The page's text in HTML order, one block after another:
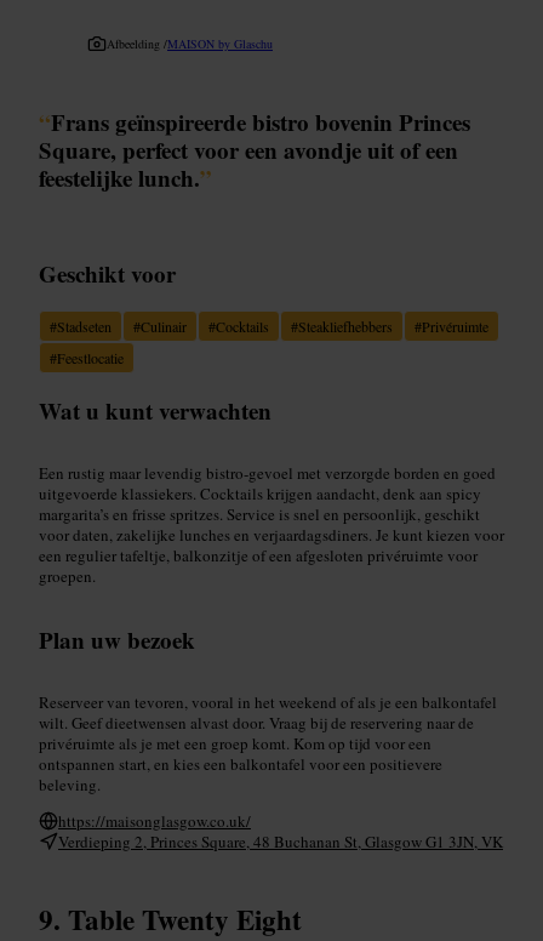
Afbeelding /MAISON by Glaschu
“Frans geïnspireerde bistro bovenin Princes
Square, perfect voor een avondje uit of een
feestelijke lunch.”
Geschikt voor
#Stadseten #Culinair #Cocktails #Steakliefhebbers #Privéruimte
#Feestlocatie
Wat u kunt verwachten
Een rustig maar levendig bistro‑gevoel met verzorgde borden en goed
uitgevoerde klassiekers. Cocktails krijgen aandacht, denk aan spicy
margarita’s en frisse spritzes. Service is snel en persoonlijk, geschikt
voor daten, zakelijke lunches en verjaardagsdiners. Je kunt kiezen voor
een regulier tafeltje, balkonzitje of een afgesloten privéruimte voor
groepen.
Plan uw bezoek
Reserveer van tevoren, vooral in het weekend of als je een balkontafel
wilt. Geef dieetwensen alvast door. Vraag bij de reservering naar de
privéruimte als je met een groep komt. Kom op tijd voor een
ontspannen start, en kies een balkontafel voor een positievere
beleving.
https://maisonglasgow.co.uk/
Verdieping 2, Princes Square, 48 Buchanan St, Glasgow G1 3JN, VK
Table Twenty Eight